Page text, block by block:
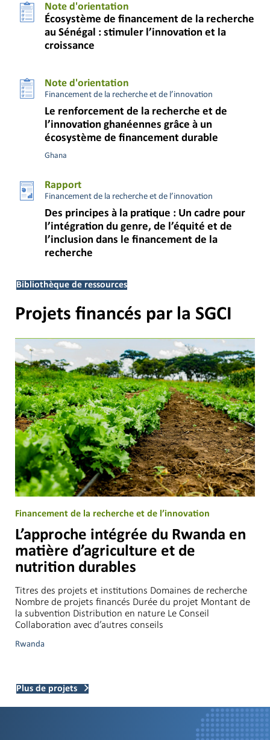
Note d'orientation
Écosystème de financement de la recherche
au Sénégal : stimuler l’innovation et la
croissance
Note d'orientation
Financement de la recherche et de l’innovation
Le renforcement de la recherche et de
l’innovation ghanéennes grâce à un
écosystème de financement durable
Ghana
Rapport
Financement de la recherche et de l’innovation
Des principes à la pratique : Un cadre pour
l’intégration du genre, de l’équité et de
l’inclusion dans le financement de la
recherche
Bibliothèque de ressources
Projets financés par la SGCI
Financement de la recherche et de l’innovation
L’approche intégrée du Rwanda en
matière d’agriculture et de
nutrition durables
Titres des projets et institutions Domaines de recherche
Nombre de projets financés Durée du projet Montant de
la subvention Distribution en nature Le Conseil
Collaboration avec d’autres conseils
Rwanda
Plus de projets